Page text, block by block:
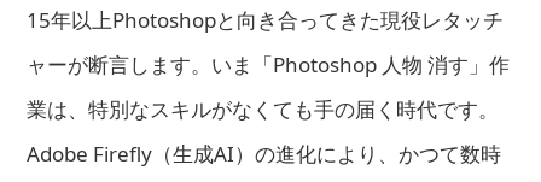
15年以上Photoshopと向き合ってきた現役レタッチ
ャーが断言します。いま「Photoshop 人物 消す」作
業は、特別なスキルがなくても手の届く時代です。
Adobe Firefly（生成AI）の進化により、かつて数時